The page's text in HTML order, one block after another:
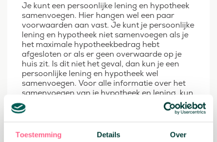
Toestemming Details Over
Je kunt een persoonlijke lening en hypotheek
samenvoegen. Hier hangen wel een paar
voorwaarden aan vast. Je kunt je persoonlijke
lening en hypotheek niet samenvoegen als je
het maximale hypotheekbedrag hebt
afgesloten or als er geen overwaarde op je
huis zit. Is dit niet het geval, dan kun je een
persoonlijke lening en hypotheek wel
samenvoegen. Voor alle informatie over het
samenvoegen van je hypotheek en lening, kun
je terecht bij
Alles over de hypotheek:
Meefinancieren in